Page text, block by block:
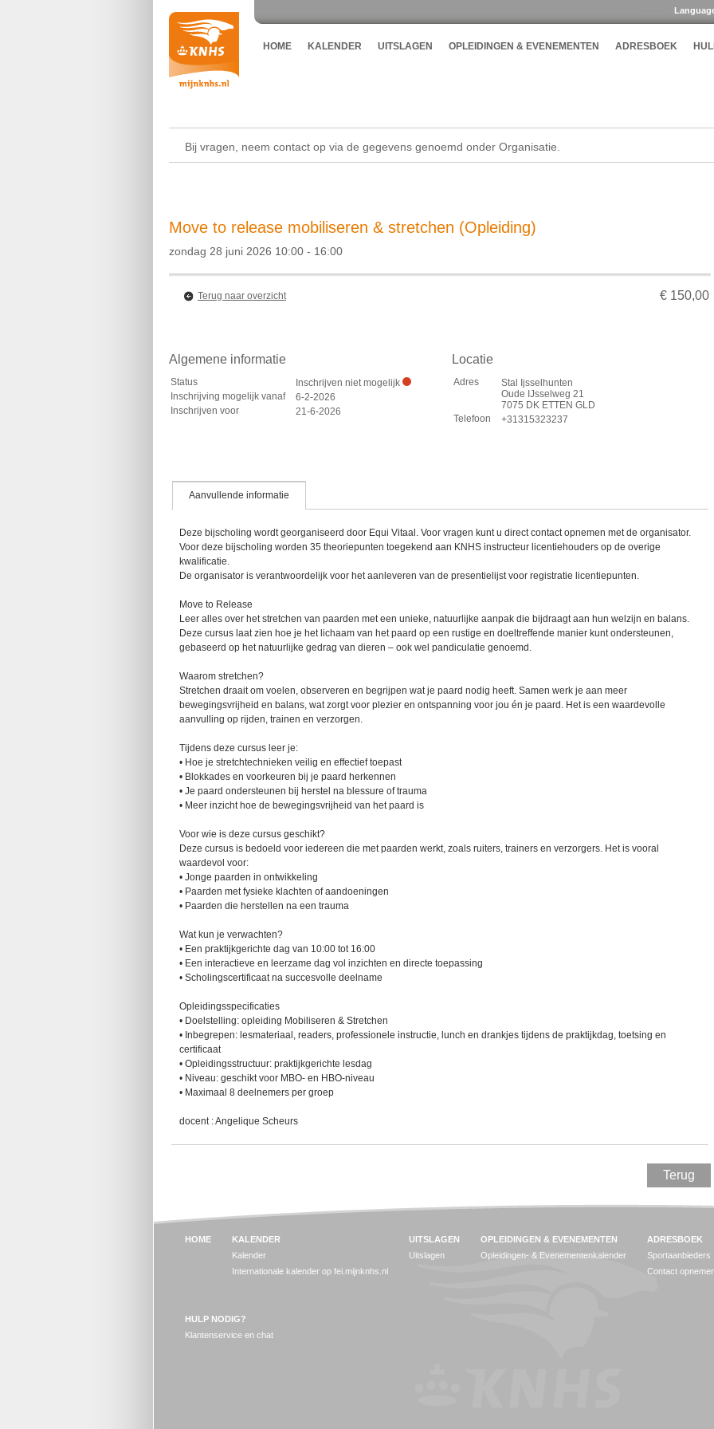
HOME KALENDER UITSLAGEN OPLEIDINGEN & EVENEMENTEN ADRESBOEK
Bij vragen, neem contact op via de gegevens genoemd onder Organisatie.
Move to release mobiliseren & stretchen (Opleiding)
zondag 28 juni 2026 10:00 - 16:00
Terug naar overzicht € 150,00
Algemene informatie
Status
Inschrijven niet mogelijk
Inschrijving mogelijk vanaf
6-2-2026
Inschrijven voor
21-6-2026
Locatie
Adres
Stal Ijsselhunten
Oude IJsselweg 21
7075 DK ETTEN GLD
Telefoon
+31315323237
Aanvullende informatie
Deze bijscholing wordt georganiseerd door Equi Vitaal. Voor vragen kunt u direct contact opnemen met de organisator.
Voor deze bijscholing worden 35 theoriepunten toegekend aan KNHS instructeur licentiehouders op de overige
kwalificatie.
De organisator is verantwoordelijk voor het aanleveren van de presentielijst voor registratie licentiepunten.
Move to Release
Leer alles over het stretchen van paarden met een unieke, natuurlijke aanpak die bijdraagt aan hun welzijn en balans.
Deze cursus laat zien hoe je het lichaam van het paard op een rustige en doeltreffende manier kunt ondersteunen,
gebaseerd op het natuurlijke gedrag van dieren – ook wel pandiculatie genoemd.
Waarom stretchen?
Stretchen draait om voelen, observeren en begrijpen wat je paard nodig heeft. Samen werk je aan meer
bewegingsvrijheid en balans, wat zorgt voor plezier en ontspanning voor jou én je paard. Het is een waardevolle
aanvulling op rijden, trainen en verzorgen.
Tijdens deze cursus leer je:
• Hoe je stretchtechnieken veilig en effectief toepast
• Blokkades en voorkeuren bij je paard herkennen
• Je paard ondersteunen bij herstel na blessure of trauma
• Meer inzicht hoe de bewegingsvrijheid van het paard is
Voor wie is deze cursus geschikt?
Deze cursus is bedoeld voor iedereen die met paarden werkt, zoals ruiters, trainers en verzorgers. Het is vooral
waardevol voor:
• Jonge paarden in ontwikkeling
• Paarden met fysieke klachten of aandoeningen
• Paarden die herstellen na een trauma
Wat kun je verwachten?
• Een praktijkgerichte dag van 10:00 tot 16:00
• Een interactieve en leerzame dag vol inzichten en directe toepassing
• Scholingscertificaat na succesvolle deelname
Opleidingsspecificaties
• Doelstelling: opleiding Mobiliseren & Stretchen
• Inbegrepen: lesmateriaal, readers, professionele instructie, lunch en drankjes tijdens de praktijkdag, toetsing en
certificaat
• Opleidingsstructuur: praktijkgerichte lesdag
• Niveau: geschikt voor MBO- en HBO-niveau
• Maximaal 8 deelnemers per groep
docent : Angelique Scheurs
Terug
HOME
KALENDER
Kalender
Internationale kalender op fei.mijnknhs.nl
UITSLAGEN
Uitslagen
OPLEIDINGEN & EVENEMENTEN
Opleidingen- & Evenementenkalender
ADRESBOEK
Sportaanbieders
Contact
HULP NODIG?
Klantenservice en chat